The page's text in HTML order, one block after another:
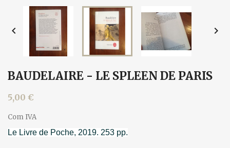
 
BAUDELAIRE - LE SPLEEN DE PARIS
5,00 €
Com IVA
Le Livre de Poche, 2019. 253 pp.